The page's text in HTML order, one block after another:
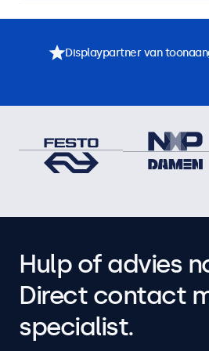
Displaypartner van
Hulp of advies
Direct contact
specialist.